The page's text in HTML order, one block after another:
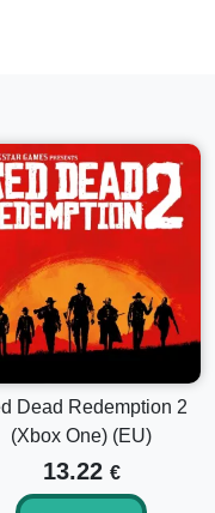
Dead Redemption 2
(Xbox One) (EU)
13.22 €